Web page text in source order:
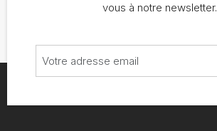
vous à notre newsletter.